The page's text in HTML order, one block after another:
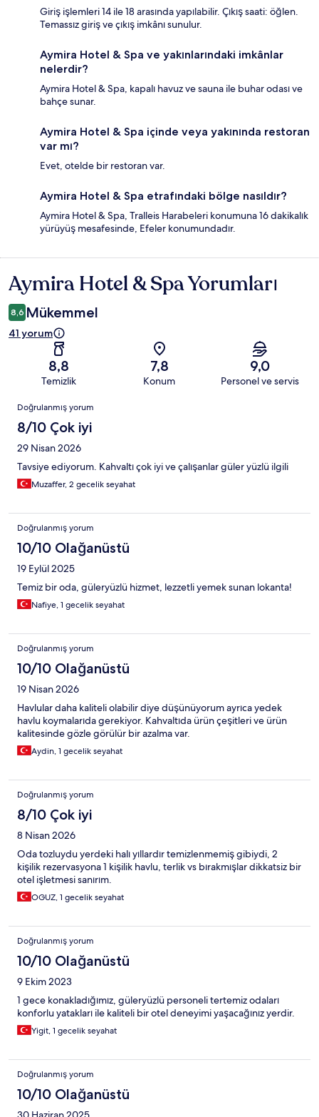
Giriş işlemleri 14 ile 18 arasında yapılabilir. Çıkış saati: öğlen.
Temassız giriş ve çıkış imkânı sunulur.
Aymira Hotel & Spa ve yakınlarındaki imkânlar
nelerdir?
Aymira Hotel & Spa, kapalı havuz ve sauna ile buhar odası ve
bahçe sunar.
Aymira Hotel & Spa içinde veya yakınında restoran
var mı?
Evet, otelde bir restoran var.
Aymira Hotel & Spa etrafındaki bölge nasıldır?
Aymira Hotel & Spa, Tralleis Harabeleri konumuna 16 dakikalık
yürüyüş mesafesinde, Efeler konumundadır.
Yorumlar
Aymira Hotel & Spa Yorumları
8,6 Mükemmel
41 yorum
8,8
Temizlik
7,8
Konum
9,0
Personel ve servis
Yorumlar
Doğrulanmış yorum
8/10 Çok iyi
29 Nisan 2026
Tavsiye ediyorum. Kahvaltı çok iyi ve çalışanlar güler yüzlü ilgili
Muzaffer, 2 gecelik seyahat
Doğrulanmış yorum
10/10 Olağanüstü
19 Eylül 2025
Temiz bir oda, güleryüzlü hizmet, lezzetli yemek sunan lokanta!
Nafiye, 1 gecelik seyahat
Doğrulanmış yorum
10/10 Olağanüstü
19 Nisan 2026
Havlular daha kaliteli olabilir diye düşünüyorum ayrıca yedek
havlu koymalarıda gerekiyor. Kahvaltıda ürün çeşitleri ve ürün
kalitesinde gözle görülür bir azalma var.
Aydin, 1 gecelik seyahat
Doğrulanmış yorum
8/10 Çok iyi
8 Nisan 2026
Oda tozluydu yerdeki halı yıllardır temizlenmemiş gibiydi, 2
kişilik rezervasyona 1 kişilik havlu, terlik vs bırakmışlar dikkatsiz bir
otel işletmesi sanırım.
OGUZ, 1 gecelik seyahat
Doğrulanmış yorum
10/10 Olağanüstü
9 Ekim 2023
1 gece konakladığımız, güleryüzlü personeli tertemiz odaları
konforlu yatakları ile kaliteli bir otel deneyimi yaşacağınız yerdir.
Yigit, 1 gecelik seyahat
Doğrulanmış yorum
10/10 Olağanüstü